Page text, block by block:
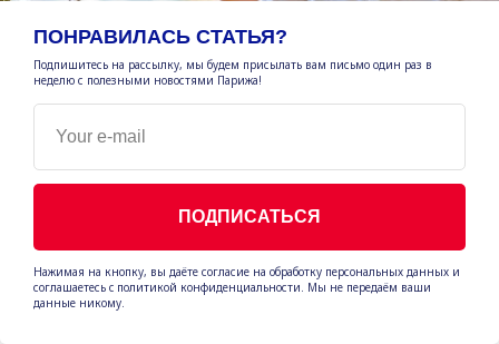
ПОНРАВИЛАСЬ СТАТЬЯ?
Подпишитесь на рассылку, мы будем присылать вам письмо один раз в
неделю с полезными новостями Парижа!
Your e-mail
ПОДПИСАТЬСЯ
Нажимая на кнопку, вы даёте согласие на обработку персональных данных и
соглашаетесь c политикой конфиденциальности. Мы не передаём ваши
данные никому.